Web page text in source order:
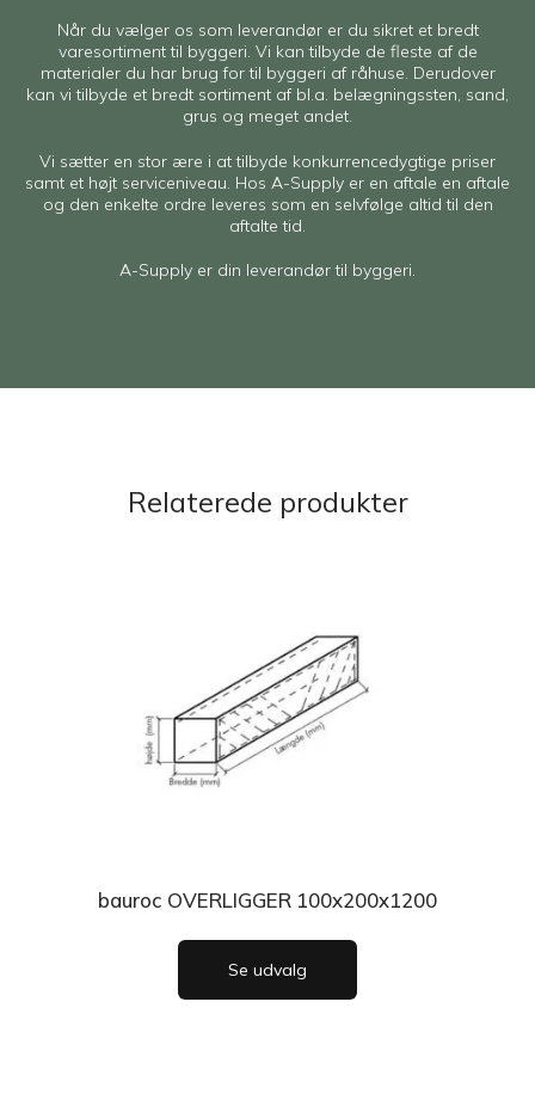
Når du vælger os som leverandør er du sikret et bredt
varesortiment til byggeri. Vi kan tilbyde de fleste af de
materialer du har brug for til byggeri af råhuse. Derudover
kan vi tilbyde et bredt sortiment af bl.a. belægningssten, sand,
grus og meget andet.
Vi sætter en stor ære i at tilbyde konkurrencedygtige priser
samt et højt serviceniveau. Hos A-Supply er en aftale en aftale
og den enkelte ordre leveres som en selvfølge altid til den
aftalte tid.
A-Supply er din leverandør til byggeri.
Relaterede produkter
bauroc OVERLIGGER 100x200x1200
Se udvalg